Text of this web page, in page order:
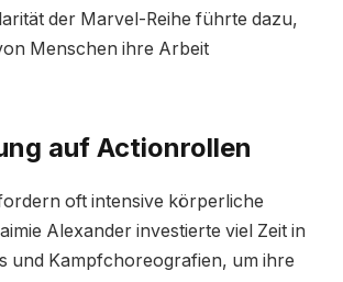
der Marvel-Reihe führte dazu,
Menschen ihre Arbeit
auf Actionrollen
oft intensive körperliche
Alexander investierte viel Zeit in
und Kampfchoreografien, um ihre